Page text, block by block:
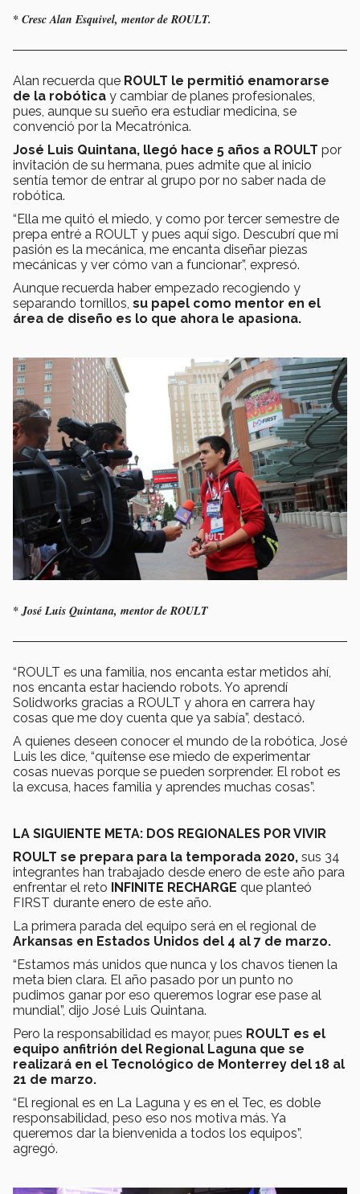
* Cresc Alan Esquivel, mentor de ROULT.
Alan recuerda que ROULT le permitió enamorarse
de la robótica y cambiar de planes profesionales,
pues, aunque su sueño era estudiar medicina, se
convenció por la Mecatrónica.
José Luis Quintana, llegó hace 5 años a ROULT por
invitación de su hermana, pues admite que al inicio
sentía temor de entrar al grupo por no saber nada de
robótica.
“Ella me quitó el miedo, y como por tercer semestre de
prepa entré a ROULT y pues aquí sigo. Descubrí que mi
pasión es la mecánica, me encanta diseñar piezas
mecánicas y ver cómo van a funcionar”, expresó.
Aunque recuerda haber empezado recogiendo y
separando tornillos, su papel como mentor en el
área de diseño es lo que ahora le apasiona.
* José Luis Quintana, mentor de ROULT
“ROULT es una familia, nos encanta estar metidos ahí,
nos encanta estar haciendo robots. Yo aprendí
Solidworks gracias a ROULT y ahora en carrera hay
cosas que me doy cuenta que ya sabía”, destacó.
A quienes deseen conocer el mundo de la robótica, José
Luis les dice, “quítense ese miedo de experimentar
cosas nuevas porque se pueden sorprender. El robot es
la excusa, haces familia y aprendes muchas cosas”.
LA SIGUIENTE META: DOS REGIONALES POR VIVIR
ROULT se prepara para la temporada 2020, sus 34
integrantes han trabajado desde enero de este año para
enfrentar el reto INFINITE RECHARGE que planteó
FIRST durante enero de este año.
La primera parada del equipo será en el regional de
Arkansas en Estados Unidos del 4 al 7 de marzo.
“Estamos más unidos que nunca y los chavos tienen la
meta bien clara. El año pasado por un punto no
pudimos ganar por eso queremos lograr ese pase al
mundial”, dijo José Luis Quintana.
Pero la responsabilidad es mayor, pues ROULT es el
equipo anfitrión del Regional Laguna que se
realizará en el Tecnológico de Monterrey del 18 al
21 de marzo.
“El regional es en La Laguna y es en el Tec, es doble
responsabilidad, peso eso nos motiva más. Ya
queremos dar la bienvenida a todos los equipos”,
agregó.